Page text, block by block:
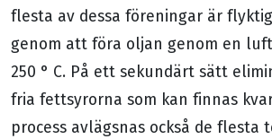
flesta av dessa föreningar är
genom att föra oljan genom en
250 ° C. På ett sekundärt sätt
fria fettsyrorna som kan finnas
process avlägsnas också de flesta